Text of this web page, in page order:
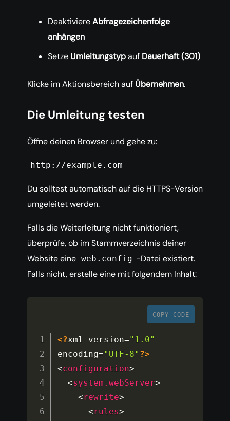
DeaktiviereAbfragezeichenfolge
anhängen
Setze Umleitungstypauf Dauerhaft (301)
Klicke im Aktionsbereich auf Übernehmen.
Die Umleitung testen
Öffne deinen Browser und gehe zu:
http://example.com
Du solltest automatisch auf die HTTPS-Version
umgeleitet werden.
Falls die Weiterleitung nicht funktioniert,
überprüfe, ob im Stammverzeichnis deiner
Website eine web.config -Datei existiert.
Falls nicht, erstelle eine mit folgendem Inhalt:
COPY CODE
<?xml version="1.0"
encoding="UTF-8" ?>
<configuration>
<system.webServer>
<rewrite>
<rules>